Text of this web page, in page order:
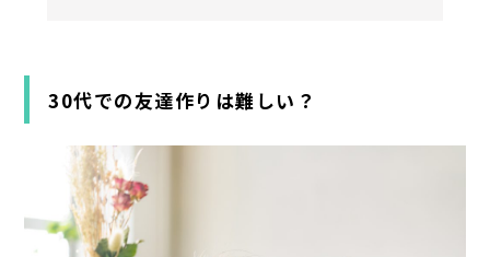
30代での友達作りは難しい？